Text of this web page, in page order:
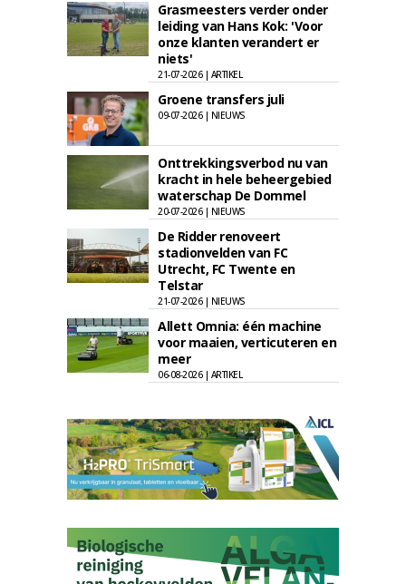
Grasmeesters verder onder
leiding van Hans Kok: 'Voor
onze klanten verandert er
niets'
21-07-2026 | ARTIKEL
Groene transfers juli
09-07-2026 | NIEUWS
Onttrekkingsverbod nu van
kracht in hele beheergebied
waterschap De Dommel
20-07-2026 | NIEUWS
De Ridder renoveert
stadionvelden van FC
Utrecht, FC Twente en
Telstar
21-07-2026 | NIEUWS
Allett Omnia: één machine
voor maaien, verticuteren en
meer
06-08-2026 | ARTIKEL